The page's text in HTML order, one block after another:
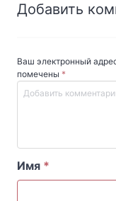
Добавить
Ваш электронный
помечены *
Имя *